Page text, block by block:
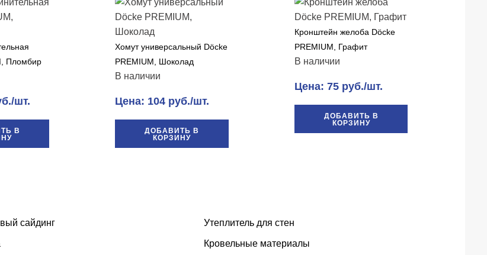
Пломбир
шт.
В
Хомут универсальный Döcke
PREMIUM, Шоколад
В наличии
Цена: 104 руб./шт.
ДОБАВИТЬ В
КОРЗИНУ
Кронштейн желоба Döcke
PREMIUM, Графит
В наличии
Цена: 75 руб./шт.
ДОБАВИТЬ В
КОРЗИНУ
сайдинг Утеплитель для стен
Кровельные материалы